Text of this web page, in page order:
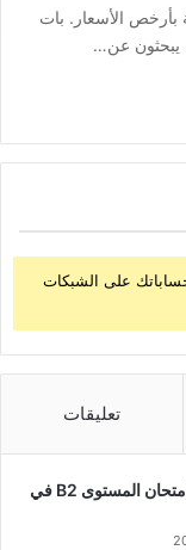
بأرخص الأسعار. بات
يبحثون عن…
على الشبكات
تعليقات
أهم الأسئلة المتكررة في امتحان المستوى B2 في